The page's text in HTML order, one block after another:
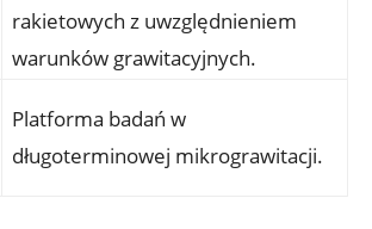
rakietowych z uwzględnieniem
warunków grawitacyjnych.
Platforma badań w
⁤długoterminowej ⁢mikrograwitacji.